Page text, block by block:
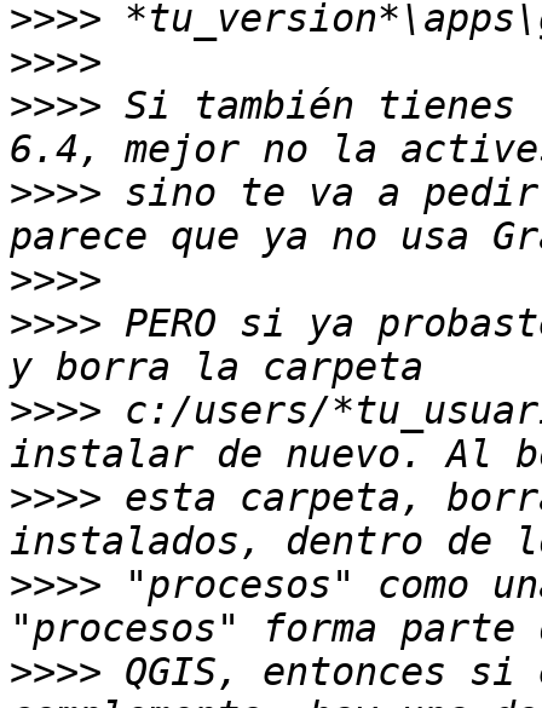
>>>>
>>>>
>>>> Si también tienes
>>>> sino te va a
>>>>
>>>> PERO si ya
>>>> c:/users/
>>>> esta carpeta,
>>>> "procesos" como
>>>> QGIS, entonces si